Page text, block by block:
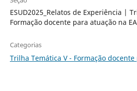
ESUD2025_Relatos de Experiência |
Formação docente para atuação na
Categorias
Trilha Temática V - Formação